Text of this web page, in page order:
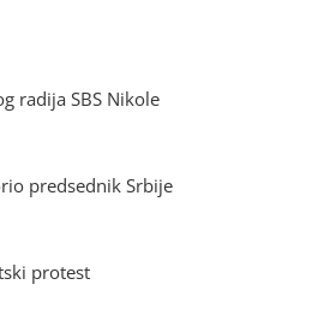
radija SBS Nikole
predsednik Srbije
protest